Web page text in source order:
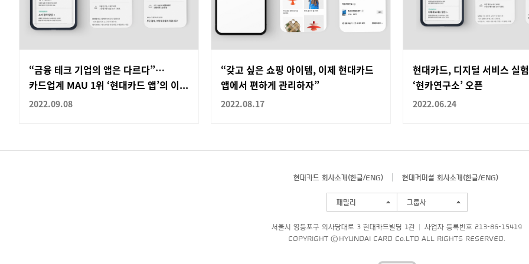
“금융 테크 기업의 앱은 다르다”…
카드업계 MAU 1위 ‘현대카드 앱’의 이...
2022.09.08
“갖고 싶은 쇼핑 아이템, 이제 현대카드
앱에서 편하게 관리하자”
2022.08.17
현대카드, 디지털 서비스 실
‘현카연구소’ 오픈
2022.06.24
현대카드 회사소개(한글/ENG) 현대커머셜 회사소개(한글/ENG)
패밀리 그룹사
서울시 영등포구 의사당대로 3 현대카드빌딩 1관
사업자 등록번호 213-86-15419
COPYRIGHT © HYUNDAI CARD Co.LTD ALL RIGHTS RESERVED.